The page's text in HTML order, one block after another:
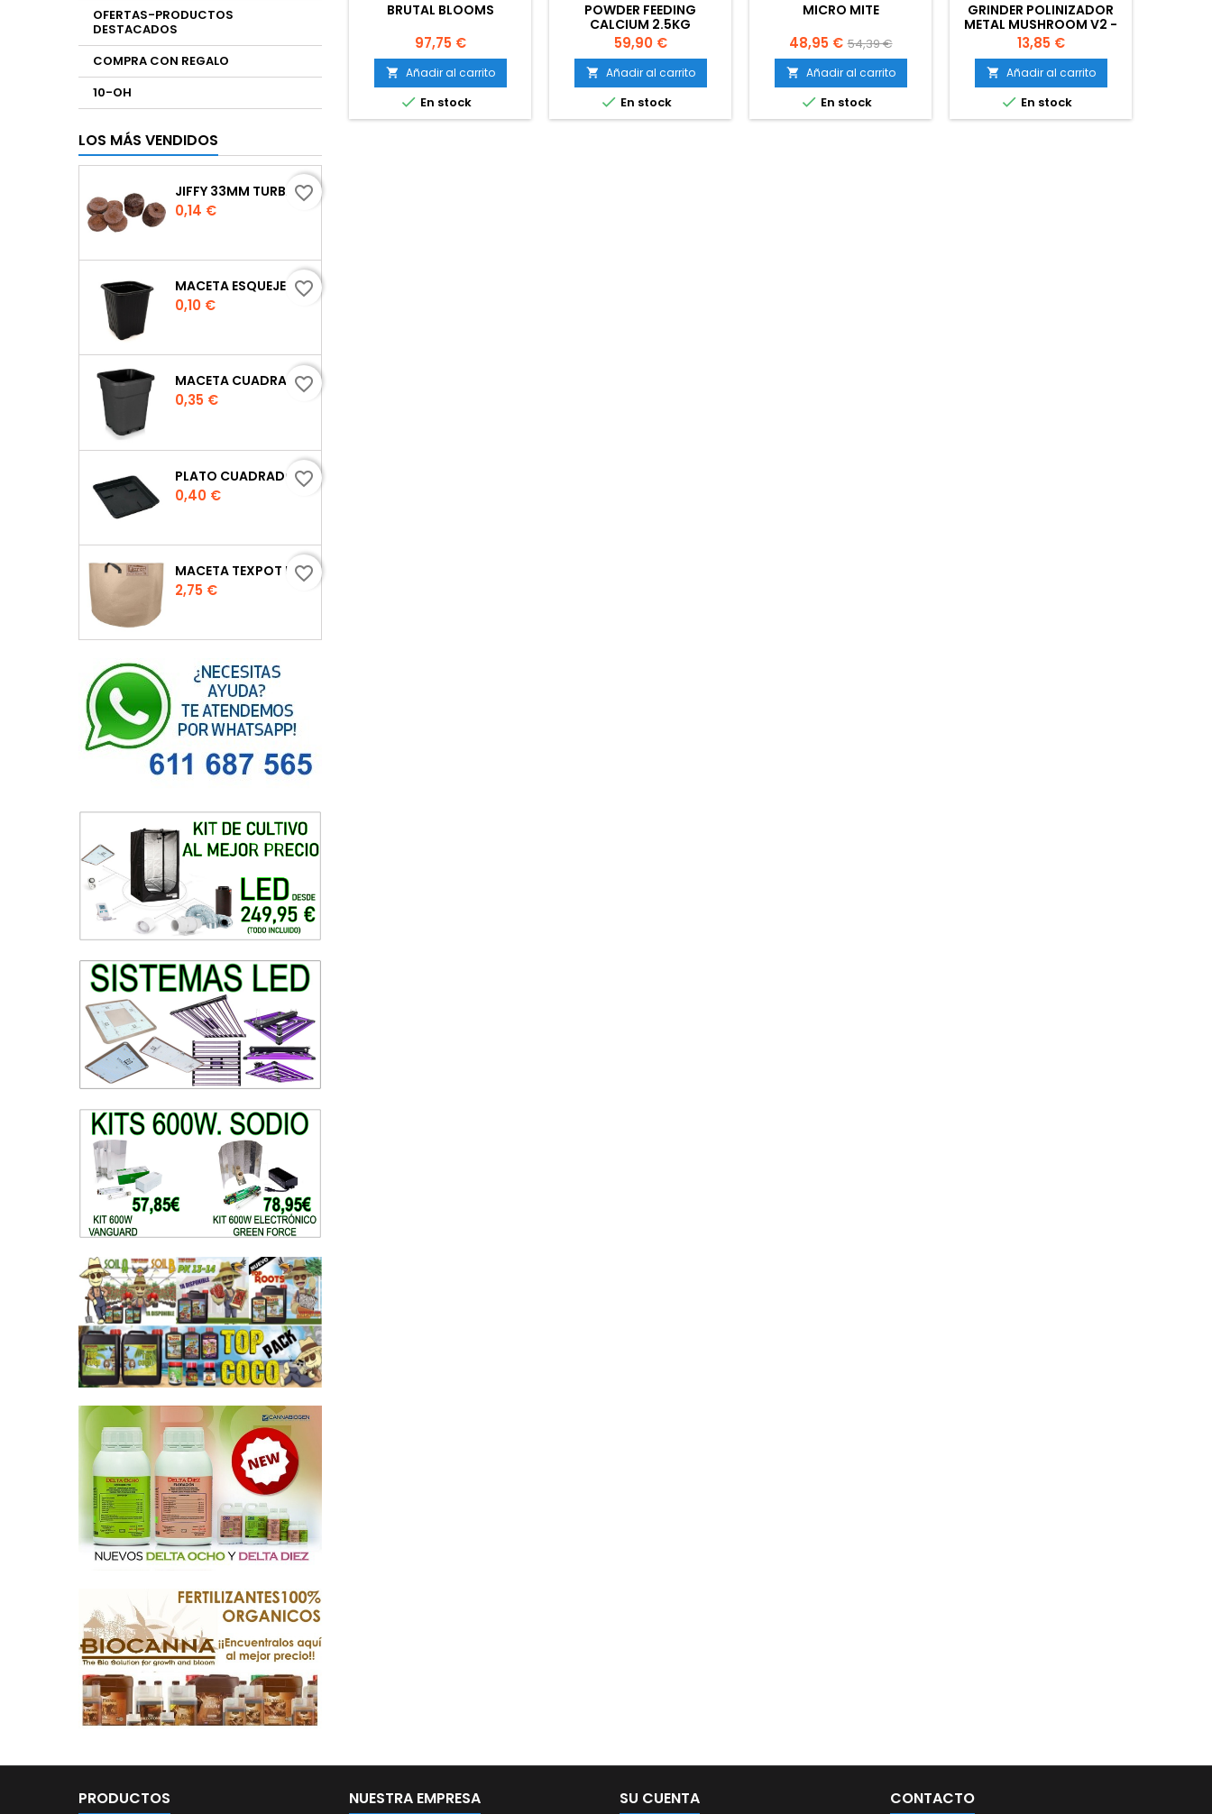
OFERTAS-PRODUCTOS
DESTACADOS
COMPRA CON REGALO
10-OH
LOS MÁS VENDIDOS
JIFFY 33MM TURBA
Precio
0,14 €
favorite_border
MACETA ESQUEJE 7X7X8 CM.
Precio
0,10 €
favorite_border
MACETA CUADRADA NEGRA
Precio
0,35 €
favorite_border
PLATO CUADRADO PARA MACETA
Precio
0,40 €
favorite_border
MACETA TEXPOT URBAN COLOR ARENA
Precio
2,75 €
favorite_border
BRUTAL BLOOMS
Precio
97,75 €
 Añadir al carrito
 En stock
POWDER FEEDING
CALCIUM 2.5KG
Precio
59,90 €
 Añadir al carrito
 En stock
MICRO MITE
Precio
48,95 € Precio
base
54,39 €
 Añadir al carrito
 En stock
GRINDER POLINIZADOR
METAL MUSHROOM V2 -
60 MM.
Precio
13,85 €
 Añadir al carrito
 En stock
PRODUCTOS NUESTRA EMPRESA SU CUENTA CONTACTO